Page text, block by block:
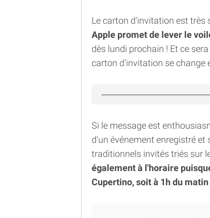
Le carton d'invitation est très
Apple promet de lever le
dès lundi prochain ! Et ce
carton d'invitation se change
Si le message est
d'un événement enregistré
traditionnels invités triés sur
également à l'horaire
Cupertino, soit à 1h du